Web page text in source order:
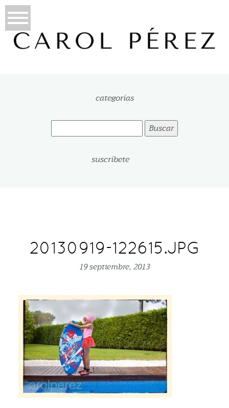
categorías
Buscar:
suscríbete
20130919-122615.JPG
19 septiembre, 2013